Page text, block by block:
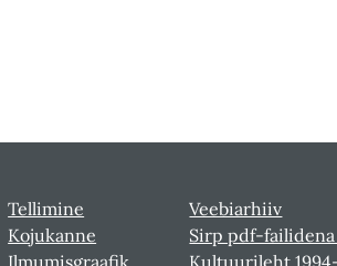
Tellimine
Kojukanne
Ilmumisgraafik
Veebiarhiiv
Sirp pdf-
Kultuurileht